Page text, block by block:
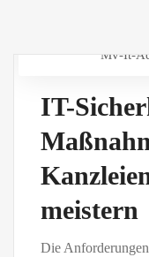
Mv-It-
IT-
meistern
Die